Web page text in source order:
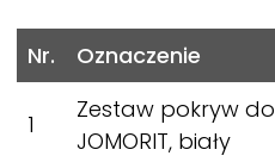
Nr. Oznaczenie
1
Zestaw pokryw do
JOMORIT,biały